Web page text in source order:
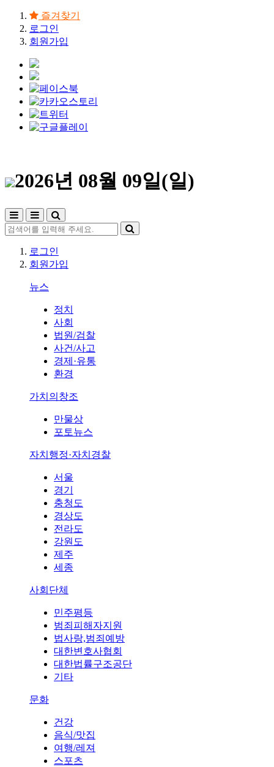
즐겨찾기
로그인
회원가입
2026년 08월 09일(일)
로그인
회원가입
뉴스
정치
사회
법원/검찰
사건/사고
경제·유통
환경
가치의창조
만물상
포토뉴스
자치행정·자치경찰
서울
경기
충청도
경상도
전라도
강원도
제주
세종
사회단체
민주평등
범죄피해자지원
법사랑,범죄예방
대한변호사협회
대한법률구조공단
기타
문화
건강
음식/맛집
여행/레져
스포츠